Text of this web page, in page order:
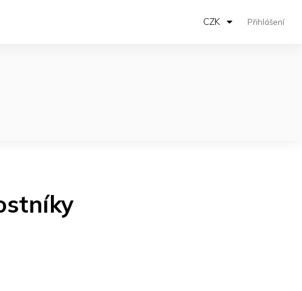
CZK Přihlášení